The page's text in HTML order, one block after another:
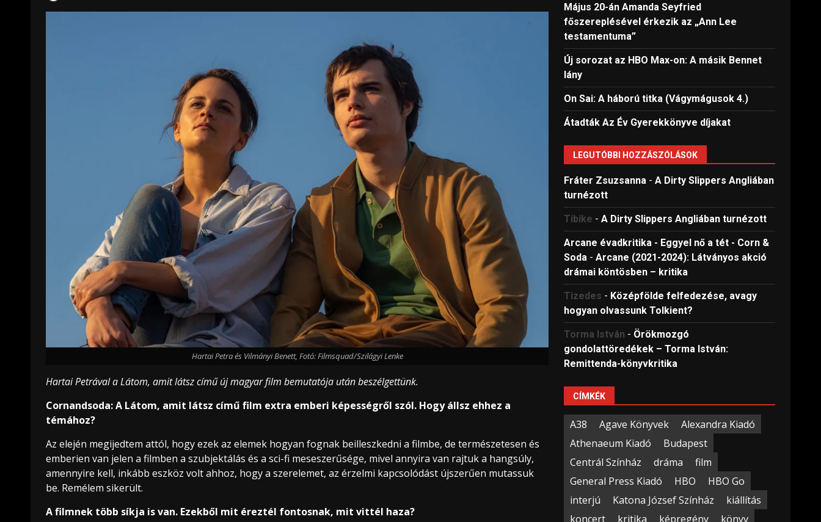
Hartai Petra és Vilmányi Benett, Fotó: Filmsquad/Szilágyi Lenke
Hartai Petrával a Látom, amit látsz című új magyar film bemutatója után beszélgettünk.
Cornandsoda: A Látom, amit látsz című film extra emberi képességről szól. Hogy állsz ehhez a
témához?
Az elején megijedtem attól, hogy ezek az elemek hogyan fognak beilleszkedni a filmbe, de természetesen és
emberien van jelen a filmben a szubjektálás és a sci-fi meseszerűsége, mivel annyira van rajtuk a hangsúly,
amennyire kell, inkább eszköz volt ahhoz, hogy a szerelemet, az érzelmi kapcsolódást újszerűen mutassuk
be. Remélem sikerült.
A filmnek több síkja is van. Ezekből mit éreztél fontosnak, mit vittél haza?
Május 20-án Amanda Seyfried
főszereplésével érkezik az „Ann Lee
testamentuma”
Új sorozat az HBO Max-on: A másik Bennet
lány
On Sai: A ​háború titka (Vágymágusok 4.)
Átadták Az Év Gyerekkönyve díjakat
LEGUTÓBBI HOZZÁSZÓLÁSOK
Fráter Zsuzsanna -A Dirty Slippers Angliában
turnézott
Tibike -A Dirty Slippers Angliában turnézott
Arcane évadkritika - Eggyel nő a tét - Corn &
Soda -Arcane (2021-2024): Látványos akció
drámai köntösben – kritika
Tizedes - Középfölde felfedezése, avagy
hogyan olvassunk Tolkient?
Torma István - Örökmozgó
gondolattöredékek – Torma István:
Remittenda-könyvkritika
CÍMKÉK
A38 Agave Könyvek
Alexandra Kiadó
Athenaeum Kiadó
Budapest
Centrál Színház
dráma
film
General Press Kiadó
HBO
HBO Go
interjú
Katona József Színház
kiállítás
koncert
kritika képregény
könyv